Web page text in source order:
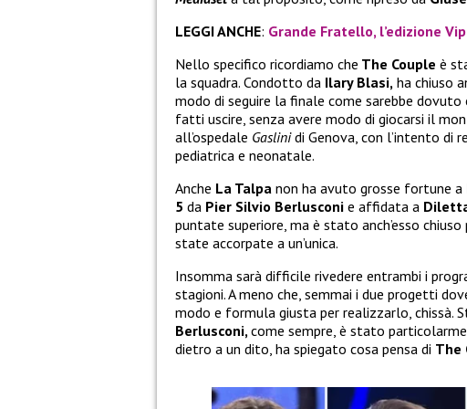
LEGGI ANCHE: Grande Fratello, l’edizione
Nello specifico ricordiamo che The Couple è
la squadra. Condotto da Ilary Blasi, ha chiuso
modo di seguire la finale come sarebbe
fatti uscire, senza avere modo di giocarsi il
all’ospedale Gaslinidi Genova, con l’intento di
pediatrica e neonatale.
Anche La Talpa non ha avuto grosse fortune a
5 da Pier Silvio Berlusconi e affidata a
puntate superiore, ma è stato anch’esso
state accorpate a un’unica.
Insomma sarà difficile rivedere entrambi i
stagioni. A meno che, semmai i due progetti
modo e formula giusta per realizzarlo, chissà.
Berlusconi,come sempre, è stato
dietro a un dito, ha spiegato cosa pensa di The